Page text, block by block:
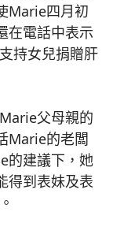
Marie四月初
在電話中表示
持女兒捐贈肝
父母親的
Marie的老闆
的建議下，她
得到表妹及表